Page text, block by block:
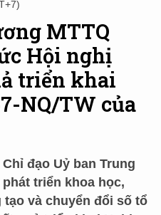
MTTQ
Hội nghị
triển khai
NQ/TW của
đạo Uỷ ban Trung
triển khoa học,
và chuyển đổi số tổ